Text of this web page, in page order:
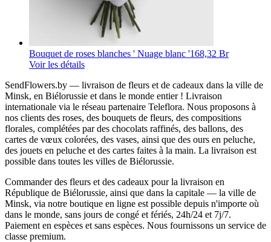
Bouquet de roses blanches ' Nuage blanc '168,32 Br
Voir les détails
SendFlowers.by — livraison de fleurs et de cadeaux dans la ville de
Minsk, en Biélorussie et dans le monde entier ! Livraison
internationale via le réseau partenaire Teleflora. Nous proposons à
nos clients des roses, des bouquets de fleurs, des compositions
florales, complétées par des chocolats raffinés, des ballons, des
cartes de vœux colorées, des vases, ainsi que des ours en peluche,
des jouets en peluche et des cartes faites à la main. La livraison est
possible dans toutes les villes de Biélorussie.
Commander des fleurs et des cadeaux pour la livraison en
République de Biélorussie, ainsi que dans la capitale — la ville de
Minsk, via notre boutique en ligne est possible depuis n'importe où
dans le monde, sans jours de congé et fériés, 24h/24 et 7j/7.
Paiement en espèces et sans espèces. Nous fournissons un service de
classe premium.